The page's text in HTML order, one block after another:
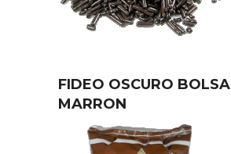
FIDEO OSCURO BOLSA
MARRON